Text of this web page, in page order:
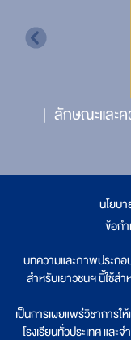
ลักษณะและ
นโยบ
ข้อก
บทความและภาพประกอ
สำหรับเยาวชนฯ นี้ใช้
เป็นการเผยแพร่วิชาการใ
โรงเรียนทั่วประเทศ แล